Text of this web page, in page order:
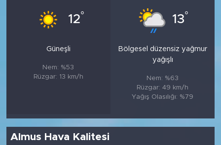
12°
Güneşli
Nem: %53
Rüzgar: 13 km/h
13°
Bölgesel düzensiz yağmur
yağışlı
Nem: %63
Rüzgar: 49 km/h
Yağış Olasılığı: %79
Almus Hava Kalitesi